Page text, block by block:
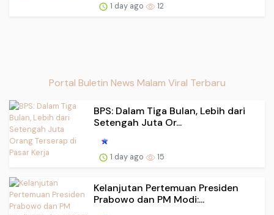
1 day ago 12
Portal Buletin News Malam Viral Terbaru
BPS: Dalam Tiga Bulan, Lebih dari
Setengah Juta Or...
1 day ago 15
Kelanjutan Pertemuan Presiden
Prabowo dan PM Modi:...